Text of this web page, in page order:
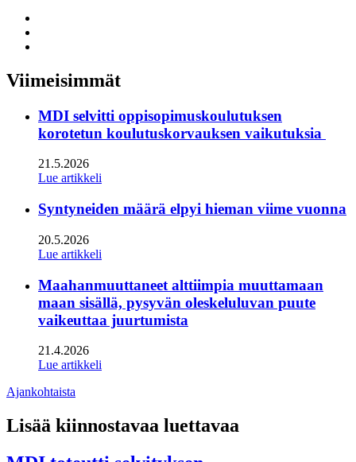
twitter
Viimeisimmät
MDI selvitti oppisopimuskoulutuksen
korotetun koulutuskorvauksen vaikutuksia
21.5.2026
Lue artikkeli
Syntyneiden määrä elpyi hieman viime vuonna
20.5.2026
Lue artikkeli
Maahanmuuttaneet alttiimpia muuttamaan
maan sisällä, pysyvän oleskeluluvan puute
vaikeuttaa juurtumista
21.4.2026
Lue artikkeli
Ajankohtaista
Lisää kiinnostavaa luettavaa